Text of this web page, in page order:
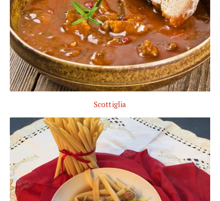
Scottiglia